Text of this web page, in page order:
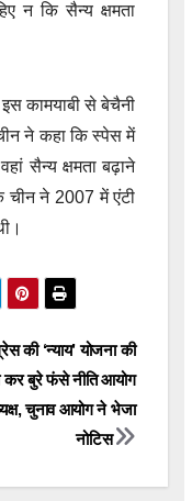
न कि सैन्य क्षमता
कामयाबी से बेचैनी
ने कहा कि स्पेस में
सैन्य क्षमता बढ़ाने
चीन ने 2007 में एंटी
की ‘न्याय’ योजना की
बुरे फंसे नीति आयोग
चुनाव आयोग ने भेजा
नोटिस